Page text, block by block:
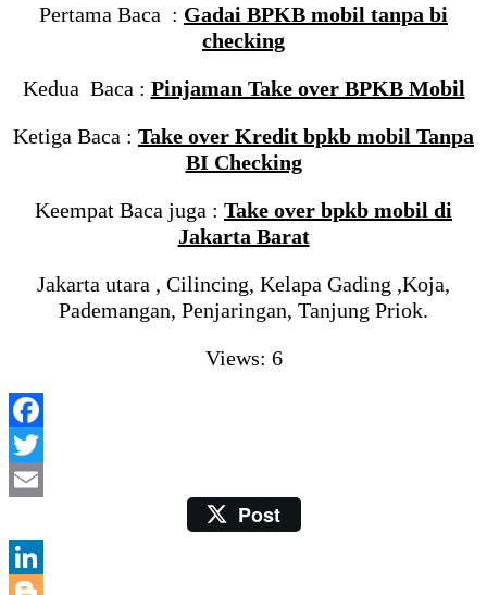
Pertama Baca : Gadai BPKB mobil tanpa bi
checking
Kedua Baca : Pinjaman Take over BPKB Mobil
Ketiga Baca : Take over Kredit bpkb mobil Tanpa
BI Checking
Keempat Baca juga : Take over bpkb mobil di
Jakarta Barat
Jakarta utara , Cilincing, Kelapa Gading ,Koja,
Pademangan, Penjaringan, Tanjung Priok.
Views: 6
EmailPost